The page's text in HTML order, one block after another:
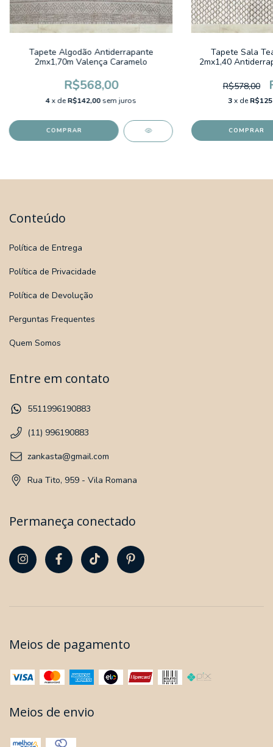
Tapete Algodão Antiderrapante
2mx1,70m Valença Caramelo
R$568,00
4x deR$142,00sem juros
Tapete Sala
2mx1,40
R$578,00
3 x de
Conteúdo
Política de Entrega
Política de Privacidade
Política de Devolução
Perguntas Frequentes
Quem Somos
Entre em contato
5511996190883
(11) 996190883
zankasta@gmail.com
Rua Tito, 959 - Vila Romana
Permaneça conectado
Meios de pagamento
Meios de envio